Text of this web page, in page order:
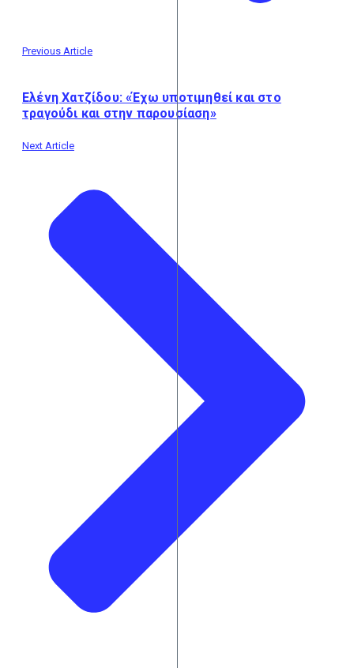
Previous Article
Ελένη Χατζίδου: «Έχω υποτιμηθεί και στο
τραγούδι και στην παρουσίαση»
Next Article